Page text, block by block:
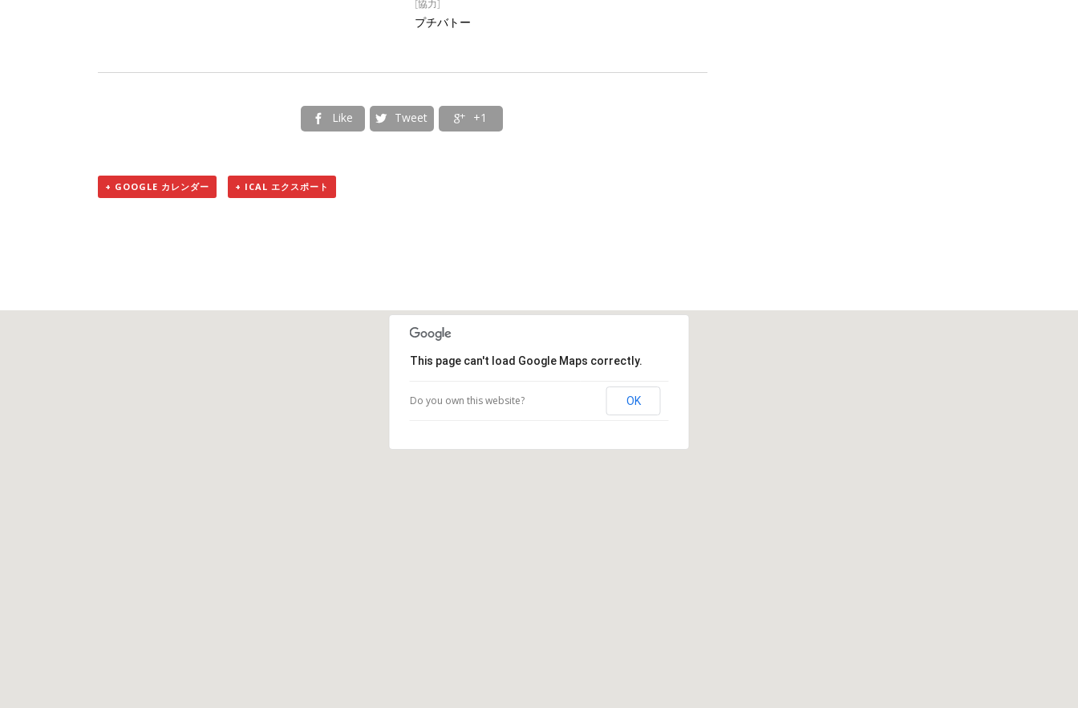
[協力]
プチバトー
 Like  Tweet  +1
+ GOOGLE カレンダー + ICAL エクスポート
This page can't load Google Maps correctly.
Do you own this website? OK